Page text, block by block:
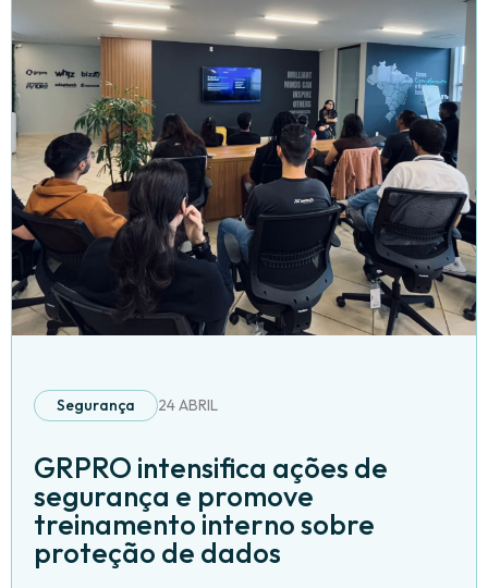
Segurança 24 ABRIL
GRPRO intensifica ações de
segurança e promove
treinamento interno sobre
proteção de dados